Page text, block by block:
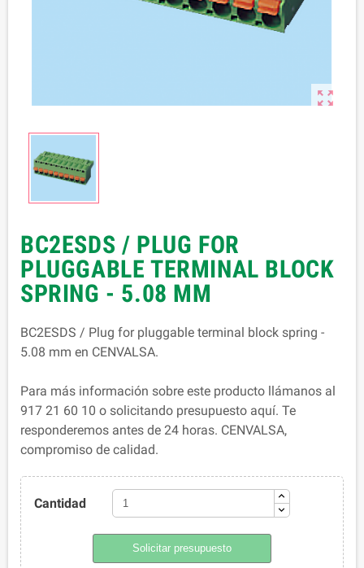

BC2ESDS / PLUG FOR
PLUGGABLE TERMINAL BLOCK
SPRING - 5.08 MM
BC2ESDS / Plug for pluggable terminal block spring -
5.08 mm en CENVALSA.
Para más información sobre este producto llámanos al
917 21 60 10 o solicitando presupuesto aquí. Te
responderemos antes de 24 horas. CENVALSA,
compromiso de calidad.
Cantidad
Solicitar presupuesto